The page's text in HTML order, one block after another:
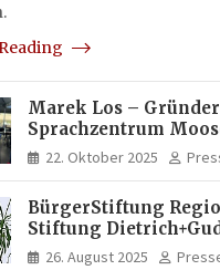
Marek Los –
Sprachzentrum
Italia und
Internationaler
22. Oktober 2025
BürgerStiftung
Stiftung
Deutschkenntnisse
26. August 2025